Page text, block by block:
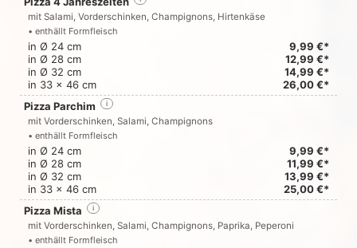
mit Salami, Vorderschinken, Champignons, Hirtenkäse
• enthällt Formfleisch
in Ø 24 cm
9,99 €*
in Ø 28 cm
12,99 €*
in Ø 32 cm
14,99 €*
in 33 x 46 cm
26,00 €*
Pizza Parchim
i
mit Vorderschinken, Salami, Champignons
• enthällt Formfleisch
in Ø 24 cm
9,99 €*
in Ø 28 cm
11,99 €*
in Ø 32 cm
13,99 €*
in 33 x 46 cm
25,00 €*
Pizza Mista
i
mit Vorderschinken, Salami, Champignons, Paprika, Peperoni
• enthällt Formfleisch